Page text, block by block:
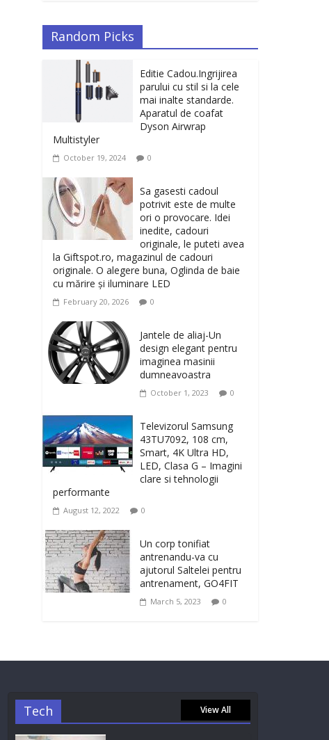
Random Picks
Editie Cadou.Ingrijirea
parului cu stil si la cele
mai inalte standarde.
Aparatul de coafat
Dyson Airwrap
Multistyler
October 19, 2024 0
Sa gasesti cadoul
potrivit este de multe
ori o provocare. Idei
inedite, cadouri
originale, le puteti avea
la Giftspot.ro, magazinul de cadouri
originale. O alegere buna, Oglinda de baie
cu mărire și iluminare LED
February 20, 2026 0
Jantele de aliaj-Un
design elegant pentru
imaginea masinii
dumneavoastra
October 1, 2023 0
Televizorul Samsung
43TU7092, 108 cm,
Smart, 4K Ultra HD,
LED, Clasa G – Imagini
clare si tehnologii
performante
August 12, 2022 0
Un corp tonifiat
antrenandu-va cu
ajutorul Saltelei pentru
antrenament, GO4FIT
March 5, 2023 0
Tech View All